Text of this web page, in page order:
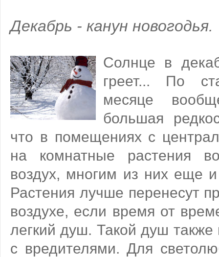
Декабрь - канун новогодья.
Солнце в
греет... По
месяце
большая
что в помещениях с
на комнатные растения
воздух, многим из них еще и
Растения лучше перенесут
воздухе, если время от
легкий душ. Такой душ также
с вредителями. Для